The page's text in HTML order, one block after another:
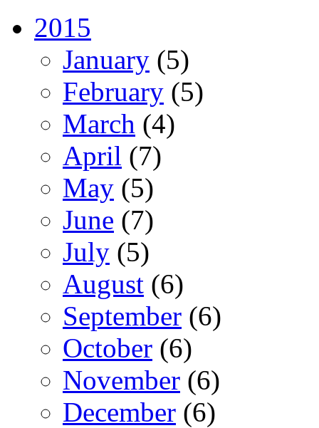
2015
January (5)
February (5)
March (4)
April (7)
May (5)
June (7)
July (5)
August (6)
September (6)
October (6)
November (6)
December (6)